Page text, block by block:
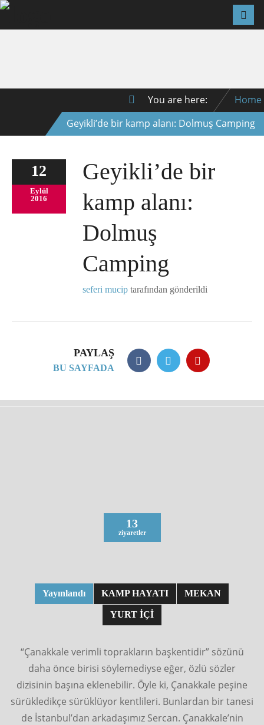
You are here:
Home
Geyikli’de bir kamp alanı: Dolmuş Camping
12
Eylül
2016
Geyikli’de bir
kamp alanı:
Dolmuş
Camping
seferi mucip tarafından gönderildi
PAYLAŞ
BU SAYFADA
13
ziyaretler
Yayınlandı KAMP HAYATI MEKAN
YURT İÇI
“Çanakkale verimli toprakların başkentidir” sözünü
daha önce birisi söylemediyse eğer, özlü sözler
dizisinin başına eklenebilir. Öyle ki, Çanakkale peşine
sürükledikçe sürüklüyor kentlileri. Bunlardan bir tanesi
de İstanbul’dan arkadaşımız Sercan. Çanakkale’nin